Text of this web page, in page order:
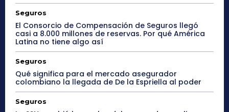
Seguros
El Consorcio de Compensación de Seguros llegó
casi a 8.000 millones de reservas. Por qué América
Latina no tiene algo así
Seguros
Qué significa para el mercado asegurador
colombiano la llegada de De la Espriella al poder
Seguros